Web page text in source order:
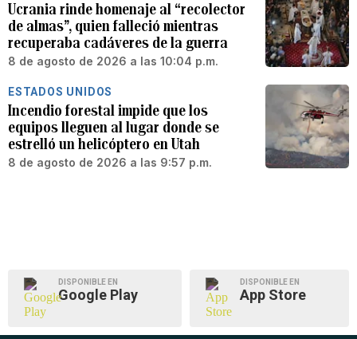
Ucrania rinde homenaje al “recolector
de almas”, quien falleció mientras
recuperaba cadáveres de la guerra
8 de agosto de 2026 a las 10:04 p.m.
ESTADOS UNIDOS
Incendio forestal impide que los
equipos lleguen al lugar donde se
estrelló un helicóptero en Utah
8 de agosto de 2026 a las 9:57 p.m.
DISPONIBLE EN
Google Play
DISPONIBLE EN
App Store